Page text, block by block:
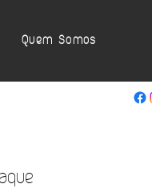
Quem Somos